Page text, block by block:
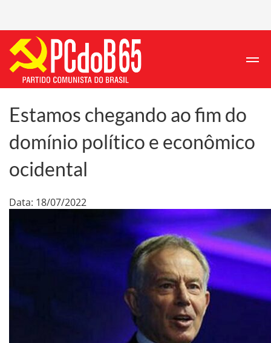
Estamos chegando ao fim do
domínio político e econômico
ocidental
Data: 18/07/2022